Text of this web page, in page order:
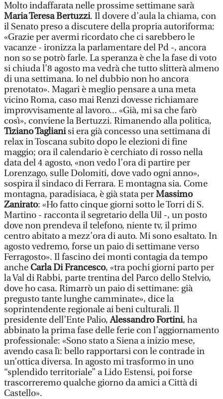
Molto indaffarata nelle prossime settimane sarà
Maria Teresa Bertuzzi. Il dovere d’aula la chiama, con
il Senato preso a discutere della propria autoriforma:
«Grazie per avermi ricordato che ci sarebbero le
vacanze - ironizza la parlamentare del Pd -, ancora
non so se potrò farle. La speranza è che la fase di voto
si chiuda l’8 agosto ma vedrà che tutto slitterà almeno
di una settimana. Io nel dubbio non ho ancora
prenotato». Magari è meglio pensare a una meta
vicino Roma, caso mai Renzi dovesse richiamare
improvvisamente al lavoro... «Già, mi sa che farò
così», conviene la Bertuzzi. Rimanendo alla politica,
Tiziano Taglianisi era già concesso una settimana di
relax in Toscana subito dopo le elezioni di fine
maggio; ora il calendario è cerchiato di rosso nella
data del 4 agosto, «non vedo l’ora di partire per
Lorenzago, sulle Dolomiti, dove vado ogni anno»,
sospira il sindaco di Ferrara. E montagna sia. Come
montagna, paradisiaca, è già stata perMassimo
Zanirato: «Ho fatto cinque giorni sotto le Torri di S.
Martino - racconta il segretario della Uil -, un posto
dove non prendeva il telefono, niente tv, il primo
centro abitato a mezz’ora di auto. Mi sono esaltato. In
agosto vedremo, forse un paio di settimane verso
Ferragosto». Il fascino dei monti contagia da tempo
anche Carla Di Francesco, «tra pochi giorni parto per
la Val di Rabbi, parte trentina del Parco dello Stelvio,
dove ho casa. Rimarrò un paio di settimane: già
pregusto tante lunghe camminate», dice la
soprintendente regionale ai beni culturali. Il
presidente dell’Ente Palio,Alessandro Fortini, ha
abbinato la prima fase delle ferie con l’aggiornamento
professionale: «Sono stato a Siena a inizio mese,
avendo casa lì: bello rapportarsi con le contrade in
un’ottica diversa. In agosto mi trasformo in uno
“splendido territoriale” a Lido Estensi, poi forse
trascorreremo qualche giorno da amici a Città di
Castello».